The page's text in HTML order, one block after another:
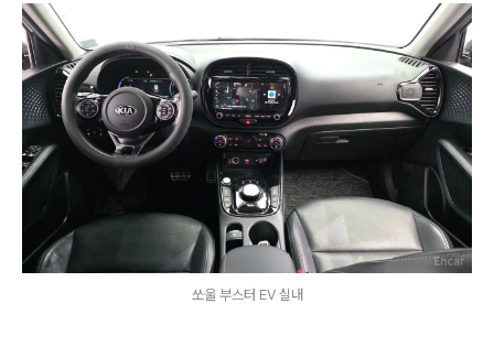
쏘울 부스터 EV 실내